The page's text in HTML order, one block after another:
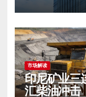
市场解读
印尼矿业三
汇柴油冲击